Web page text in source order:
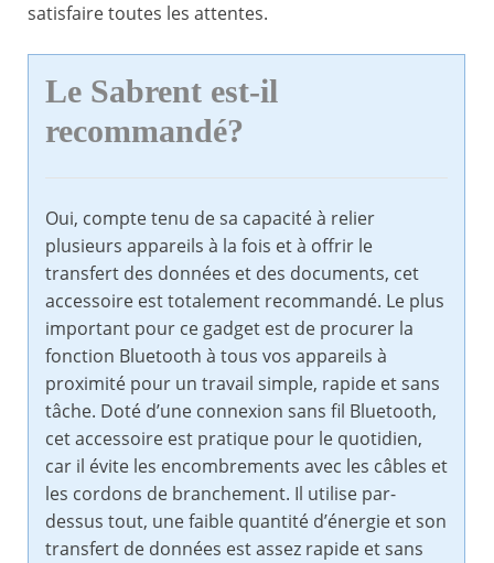
satisfaire toutes les attentes.
Le Sabrent est-il
recommandé?
Oui, compte tenu de sa capacité à relier
plusieurs appareils à la fois et à offrir le
transfert des données et des documents, cet
accessoire est totalement recommandé. Le plus
important pour ce gadget est de procurer la
fonction Bluetooth à tous vos appareils à
proximité pour un travail simple, rapide et sans
tâche. Doté d’une connexion sans fil Bluetooth,
cet accessoire est pratique pour le quotidien,
car il évite les encombrements avec les câbles et
les cordons de branchement. Il utilise par-
dessus tout, une faible quantité d’énergie et son
transfert de données est assez rapide et sans